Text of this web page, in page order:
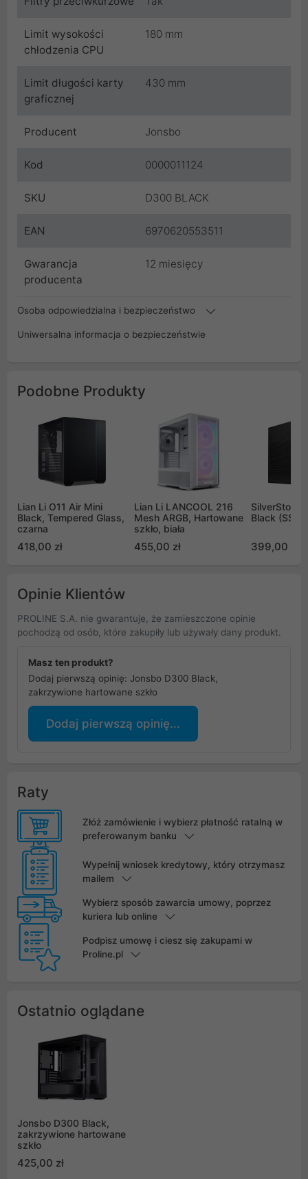
Limit wysokości
chłodzenia CPU
180 mm
Limit długości karty
graficznej
430 mm
Producent Jonsbo
Kod 0000011124
SKU D300 BLACK
EAN 6970620553511
Gwarancja
producenta
12 miesięcy
Osoba odpowiedzialna i bezpieczeństwo
Uniwersalna informacja o bezpieczeństwie
Podobne Produkty
Lian Li O11 Air Mini
Black, Tempered Glass,
czarna
418,00 zł
Lian Li LANCOOL 216
Mesh ARGB, Hartowane
szkło, biała
455,00 zł
SilverStone
Black (SST-
399,00 zł
Opinie Klientów
PROLINE S.A. nie gwarantuje, że zamieszczone opinie
pochodzą od osób, które zakupiły lub używały dany produkt.
Masz ten produkt?
Dodaj pierwszą opinię: Jonsbo D300 Black,
zakrzywione hartowane szkło
Dodaj pierwszą opinię...
Raty
Złóż zamówienie i wybierz płatność ratalną w
preferowanym banku
Wypełnij wniosek kredytowy, który otrzymasz
mailem
Wybierz sposób zawarcia umowy, poprzez
kuriera lub online
Podpisz umowę i ciesz się zakupami w
Proline.pl
Ostatnio oglądane
Jonsbo D300 Black,
zakrzywione hartowane
szkło
425,00 zł